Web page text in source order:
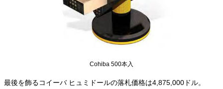
Cohiba 500本入
最後を飾るコイーバ ヒュミドールの落札価格は4,875,000ドル。